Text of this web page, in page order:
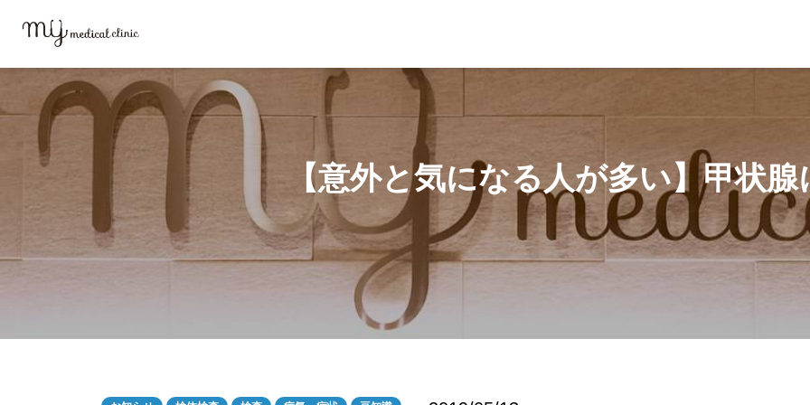
【意外と気になる人が多い】甲状